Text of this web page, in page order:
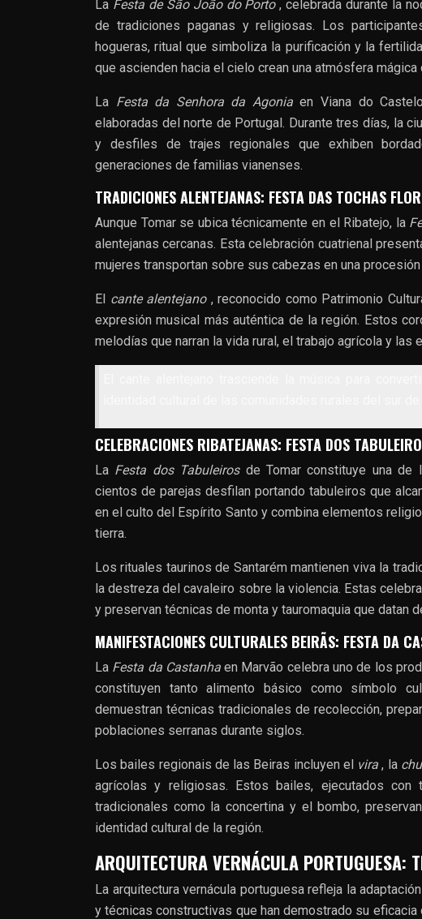
La Festa de São João do Porto, celebrada durante la
de tradiciones paganas y religiosas. Los
hogueras, ritual que simboliza la purificación y la
que ascienden hacia el cielo crean una atmósfera
La Festa da Senhora da Agoniaen Viana do
elaboradas del norte de Portugal. Durante tres días, la
y desfiles de trajes regionales que exhiben
generaciones de familias vianenses.
TRADICIONES ALENTEJANAS: FESTA DAS TOCHAS
Aunque Tomar se ubica técnicamente en el Ribatejo, la
alentejanas cercanas. Esta celebración cuatrienal
mujeres transportan sobre sus cabezas en una
El cante alentejano , reconocido como Patrimonio
expresión musical más auténtica de la región. Estos
melodías que narran la vida rural, el trabajo agrícola y
CELEBRACIONES RIBATEJANAS: FESTA DOS
La Festa dos Tabuleiros de Tomar constituye una de
cientos de parejas desfilan portando tabuleiros que
en el culto del Espírito Santo y combina elementos
tierra.
Los rituales taurinos de Santarém mantienen viva la
la destreza del cavaleiro sobre la violencia. Estas
y preservan técnicas de monta y tauromaquia que datan
MANIFESTACIONES CULTURALES BEIRÃS: FESTA DA
La Festa da Castanhaen Marvão celebra uno de los
constituyen tanto alimento básico como símbolo
demuestran técnicas tradicionales de recolección,
poblaciones serranas durante siglos.
Los bailes regionais de las Beiras incluyen el vira, la
agrícolas y religiosas. Estos bailes, ejecutados con
tradicionales como la concertina y el bombo,
identidad cultural de la región.
ARQUITECTURA VERNÁCULA PORTUGUESA:
La arquitectura vernácula portuguesa refleja la
y técnicas constructivas que han demostrado su